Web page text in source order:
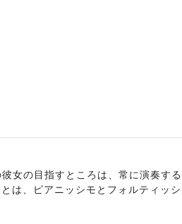
女の目指すところは、常に演奏す
は、ピアニッシモとフォルティッ